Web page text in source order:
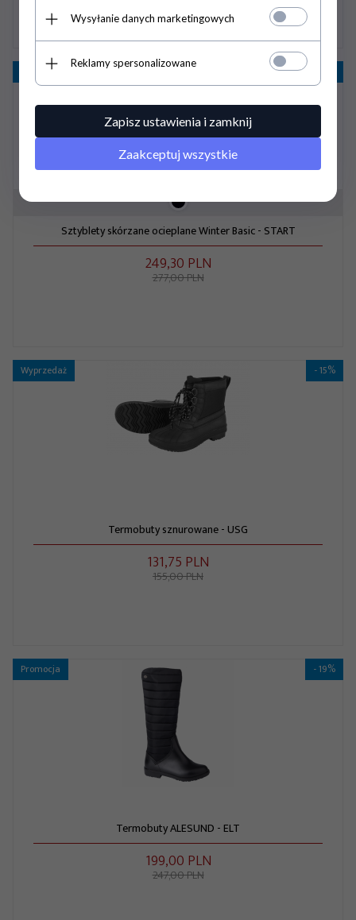
Promocja
Sztyblety skórzane ocieplane Winter Basic - START
249,30 PLN
277,00 PLN
Wyprzedaż - 15%
Termobuty sznurowane - USG
131,75 PLN
155,00 PLN
Promocja - 19%
Termobuty ALESUND - ELT
199,00 PLN
247,00 PLN
Wysyłanie danych marketingowych
Reklamy spersonalizowane
Zapisz ustawienia i zamknij
Zaakceptuj wszystkie